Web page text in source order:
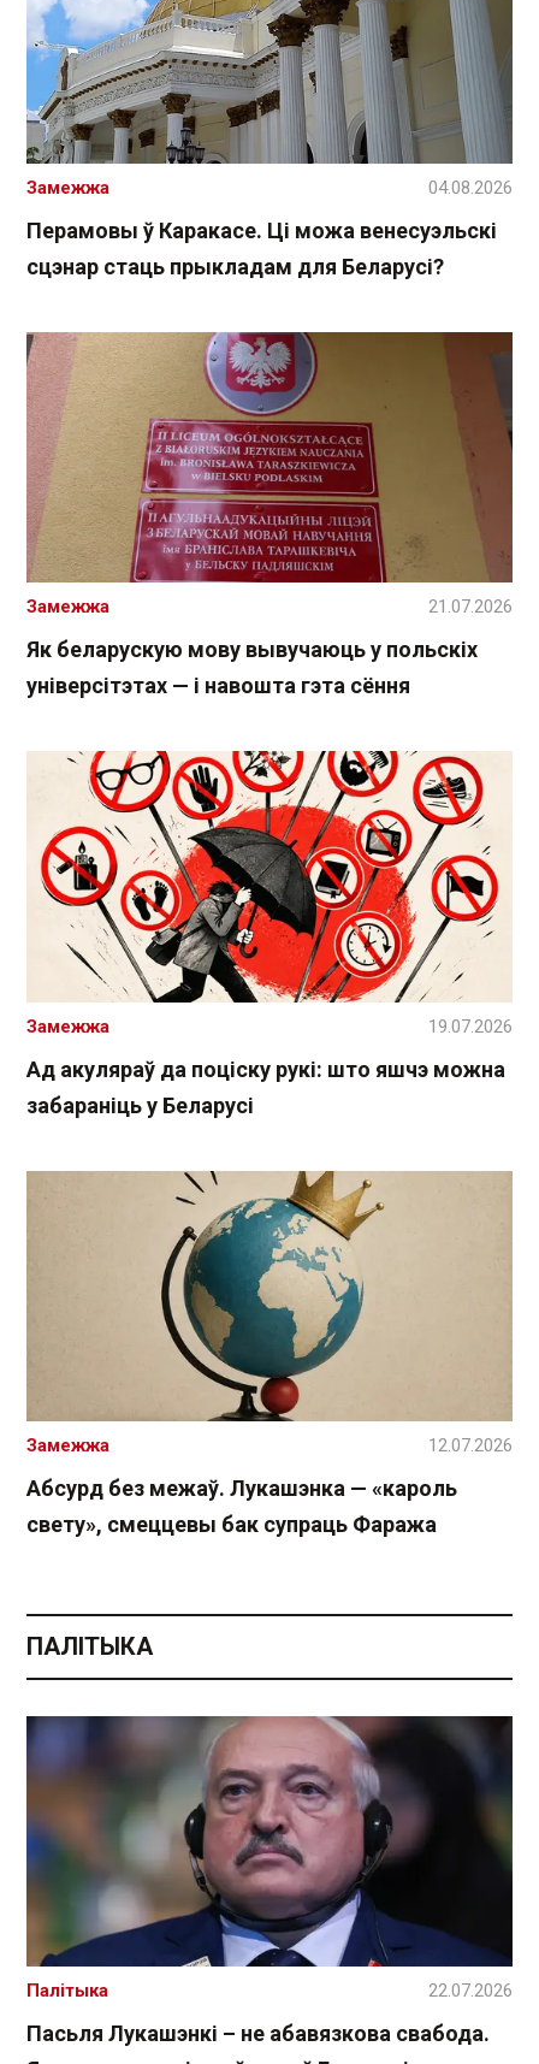
Перамовы ў Каракасе. Ці можа венесуэльскі
сцэнар стаць прыкладам для Беларусі?
Замежжа 04.08.2026
Як беларускую мову вывучаюць у польскіх
універсітэтах — і навошта гэта сёння
Замежжа 21.07.2026
Ад акуляраў да поціску рукі: што яшчэ можна
забараніць у Беларусі
Замежжа 19.07.2026
Абсурд без межаў. Лукашэнка — «кароль
свету», смеццевы бак супраць Фаража
Замежжа 12.07.2026
ПАЛІТЫКА
Пасьля Лукашэнкі – не абавязкова свабода.
Палітыка 22.07.2026